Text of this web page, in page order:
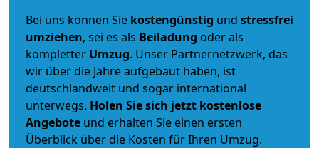
Bei uns können Sie kostengünstig und stressfrei
umziehen, sei es als Beiladung oder als
kompletter Umzug. Unser Partnernetzwerk, das
wir über die Jahre aufgebaut haben, ist
deutschlandweit und sogar international
unterwegs. Holen Sie sich jetzt kostenlose
Angebote und erhalten Sie einen ersten
Überblick über die Kosten für Ihren Umzug.